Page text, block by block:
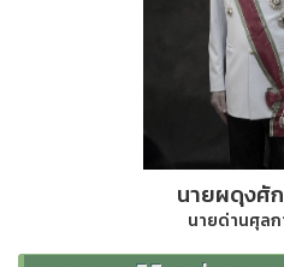
นายผดุงศั
นายด่านศุล